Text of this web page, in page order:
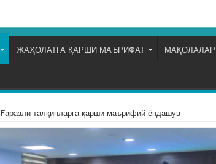
ЖАҲОЛАТГА ҚАРШИ МАЪРИФАТ МАҚОЛАЛАР
Ғаразли талқинларга қарши маърифий ёндашув